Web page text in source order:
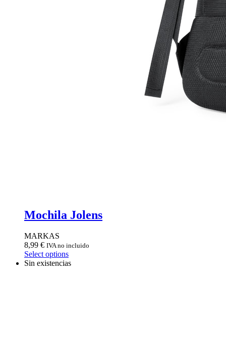
Mochila Jolens
MARKAS
8,99 € IVA no incluido
Select options
Sin existencias